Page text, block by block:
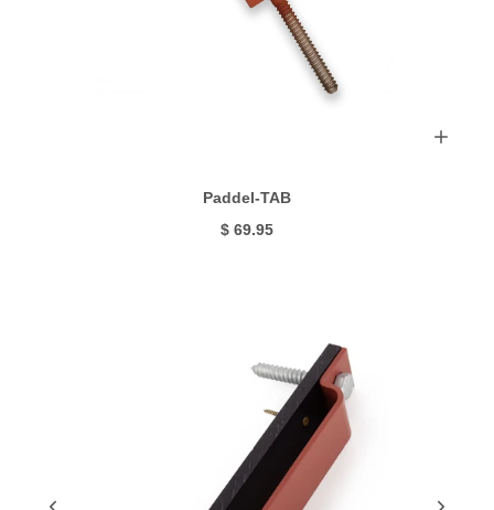
Paddel-TAB
$ 69.95